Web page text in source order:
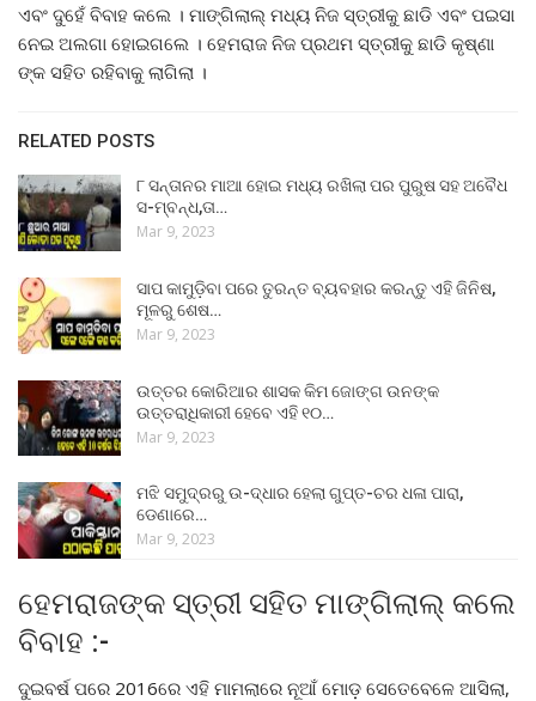
ଏବଂ ଦୁହେଁ ବିବାହ କଲେ । ମାଙ୍ଗିଲାଲ୍ ମଧ୍ୟ ନିଜ ସ୍ତ୍ରୀକୁ ଛାଡି ଏବଂ ପଇସା
ନେଇ ଅଲଗା ହୋଇଗଲେ । ହେମରାଜ ନିଜ ପ୍ରଥମ ସ୍ତ୍ରୀକୁ ଛାଡି କୃଷ୍ଣା
ଙ୍କ ସହିତ ରହିବାକୁ ଲାଗିଲା ।
RELATED POSTS
୮ ସନ୍ତାନର ମାଆ ହୋଇ ମଧ୍ୟ ରଖିଲା ପର ପୁରୁଷ ସହ ଅବୈଧ
ସ-ମ୍ବନ୍ଧ,ତା…
Mar 9, 2023
ସାପ କାମୁଡ଼ିବା ପରେ ତୁରନ୍ତ ବ୍ୟବହାର କରନ୍ତୁ ଏହି ଜିନିଷ,
ମୂଳରୁ ଶେଷ…
Mar 9, 2023
ଉତ୍ତର କୋରିଆର ଶାସକ କିମ ଜୋଙ୍ଗ ଉନଙ୍କ
ଉତ୍ତରାଧିକାରୀ ହେବେ ଏହି ୧୦…
Mar 9, 2023
ମଝି ସମୁଦ୍ରରୁ ଉ-ଦ୍ଧାର ହେଲା ଗୁପ୍ତ-ଚର ଧଳା ପାରା,
ଡେଣାରେ…
Mar 9, 2023
ହେମରାଜଙ୍କ ସ୍ତ୍ରୀ ସହିତ ମାଙ୍ଗିଲାଲ୍ କଲେ
ବିବାହ :-
ଦୁଇବର୍ଷ ପରେ 2016ରେ ଏହି ମାମଲାରେ ନୂଆଁ ମୋଡ଼ ସେତେବେଳେ ଆସିଲା,